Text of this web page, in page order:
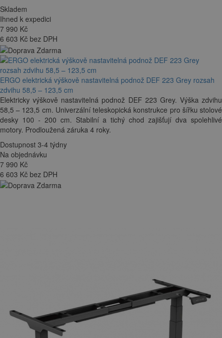
Skladem
Ihned k expedici
7 990 Kč
6 603 Kč bez DPH
ERGO elektrická výškově nastavitelná podnož DEF 223 Grey rozsah
zdvihu 58,5 – 123,5 cm
Elektricky výškově nastavitelná podnož DEF 223 Grey. Výška zdvihu
58,5 – 123,5 cm. Univerzální teleskopická konstrukce pro šířku stolové
desky 100 - 200 cm. Stabilní a tichý chod zajišťují dva spolehlivé
motory. Prodloužená záruka 4 roky.
Dostupnost 3-4 týdny
Na objednávku
7 990 Kč
6 603 Kč bez DPH